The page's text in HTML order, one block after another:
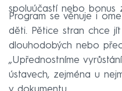
spoluúčastí nebo bonus
Program se věnuje i
děti. Pětice stran chce
dlouhodobých nebo
„Upřednostníme
ústavech, zejména u